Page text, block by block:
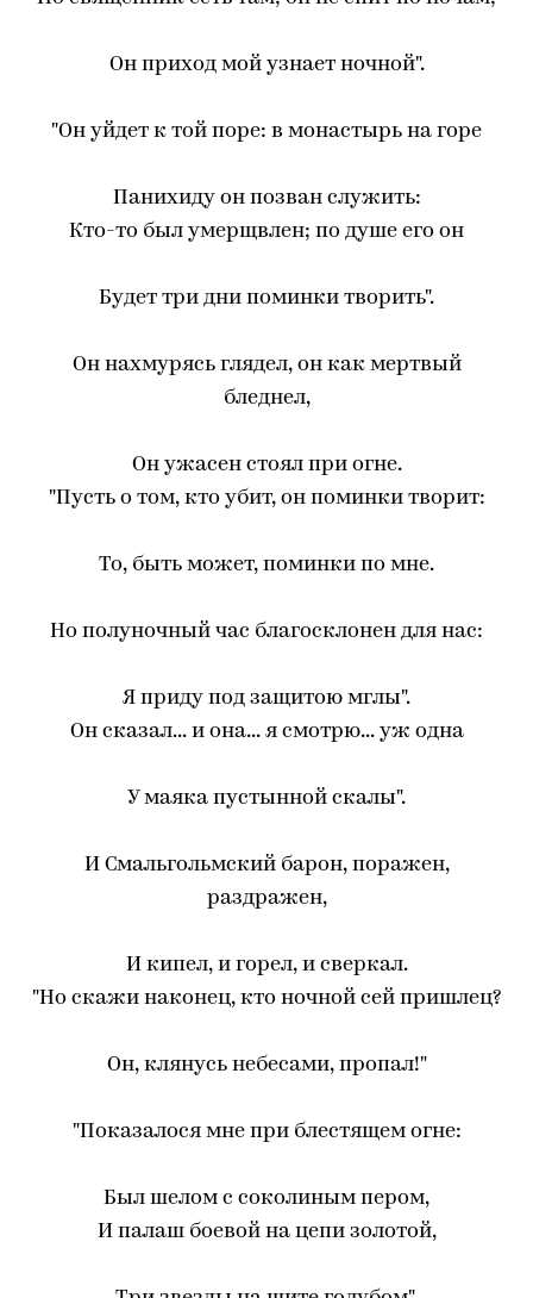
Он приход мой узнает ночной".
"Он уйдет к той поре: в монастырь на горе
Панихиду он позван служить:
Кто-то был умерщвлен; по душе его он
Будет три дни поминки творить".
Он нахмурясь глядел, он как мертвый
бледнел,
Он ужасен стоял при огне.
"Пусть о том, кто убит, он поминки творит:
То, быть может, поминки по мне.
Но полуночный час благосклонен для нас:
Я приду под защитою мглы".
Он сказал... и она... я смотрю... уж одна
У маяка пустынной скалы".
И Смальгольмский барон, поражен,
раздражен,
И кипел, и горел, и сверкал.
"Но скажи наконец, кто ночной сей пришлец?
Он, клянусь небесами, пропал!"
"Показалося мне при блестящем огне:
Был шелом с соколиным пером,
И палаш боевой на цепи золотой,